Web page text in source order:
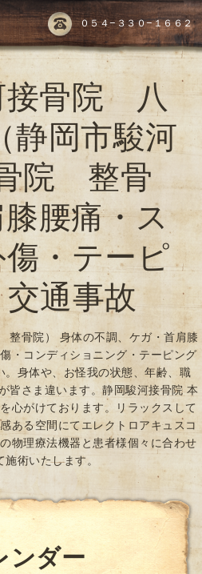
０５４-３３０-１６６２
接骨院 八
静岡市駿河
院 整骨
腰痛・ス
・テーピ
交通事故
骨院） 身体の不調、ケガ・首肩膝
・コンディショニング・テーピング
。身体や、お怪我の状態、年齢、職
皆さま違います。静岡駿河接骨院 本
心がけております。リラックスして
ある空間にてエレクトロアキュスコ
物理療法機器と患者様個々に合わせ
施術いたします。
ンダー